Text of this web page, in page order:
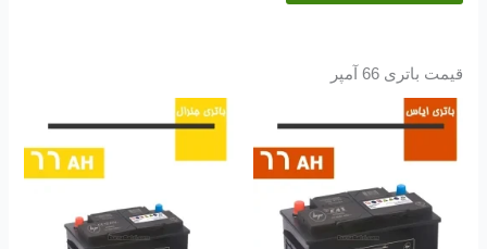
قیمت باتری 66 آمپر